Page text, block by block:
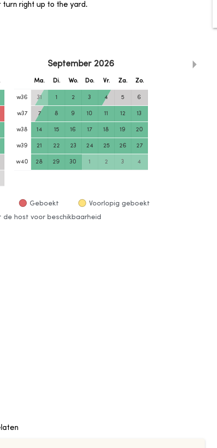
right up to the yard.
September 2026
Ma. Di. Wo. Do. Vr. Za. Zo.
w36 31 1 2 3 4 5 6
w37 7 8 9 10 11 12 13
w38 14 15 16 17 18 19 20
w39 21 22 23 24 25 26 27
w40 28 29 30 1 2 3 4
Geboekt Voorlopig geboekt
host voor beschikbaarheid